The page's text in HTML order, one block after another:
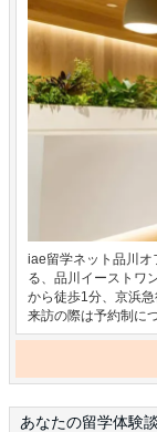
iae留学ネット品川オ
る、品川イーストワ
から徒歩1分、京浜
来訪の際は予約制に
あなたの留学体験